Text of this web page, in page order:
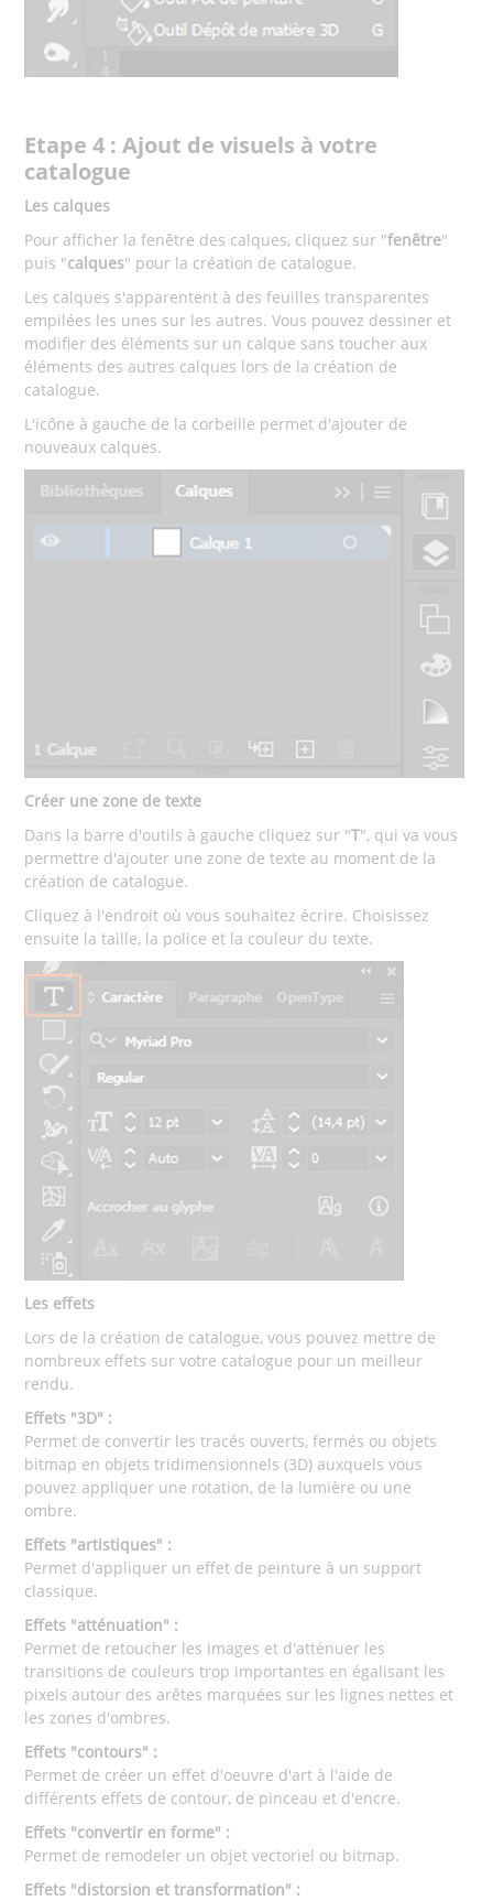
Etape 4 : Ajout de visuels à votre
catalogue
Les calques
Pour afficher la fenêtre des calques, cliquez sur "fenêtre"
puis "calques" pour la création de catalogue.
Les calques s'apparentent à des feuilles transparentes
empilées les unes sur les autres. Vous pouvez dessiner et
modifier des éléments sur un calque sans toucher aux
éléments des autres calques lors de la création de
catalogue.
L'icône à gauche de la corbeille permet d'ajouter de
nouveaux calques.
Créer une zone de texte
Dans la barre d'outils à gauche cliquez sur "T", qui va vous
permettre d'ajouter une zone de texte au moment de la
création de catalogue.
Cliquez à l'endroit où vous souhaitez écrire. Choisissez
ensuite la taille, la police et la couleur du texte.
Les effets
Lors de la création de catalogue, vous pouvez mettre de
nombreux effets sur votre catalogue pour un meilleur
rendu.
Effets "3D" :
Permet de convertir les tracés ouverts, fermés ou objets
bitmap en objets tridimensionnels (3D) auxquels vous
pouvez appliquer une rotation, de la lumière ou une
ombre.
Effets "artistiques" :
Permet d'appliquer un effet de peinture à un support
classique.
Effets "atténuation" :
Permet de retoucher les images et d'atténuer les
transitions de couleurs trop importantes en égalisant les
pixels autour des arêtes marquées sur les lignes nettes et
les zones d'ombres.
Effets "contours" :
Permet de créer un effet d'oeuvre d'art à l'aide de
différents effets de contour, de pinceau et d'encre.
Effets "convertir en forme" :
Permet de remodeler un objet vectoriel ou bitmap.
Effets "distorsion et transformation" :